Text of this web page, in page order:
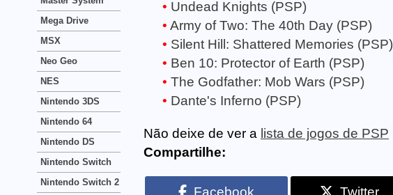
Undead Knights (PSP)
Army of Two: The 40th Day (PSP)
Silent Hill: Shattered Memories (PSP)
Ben 10: Protector of Earth (PSP)
The Godfather: Mob Wars (PSP)
Dante's Inferno (PSP)
Não deixe de ver a lista de jogos de PSP
Compartilhe:
Facebook Twitter
Mega Drive
MSX
Neo Geo
NES
Nintendo 3DS
Nintendo 64
Nintendo DS
Nintendo Switch
Nintendo Switch 2